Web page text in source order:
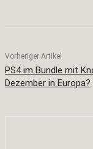
Vorheriger Artikel
PS4 im Bundle mit
Dezember in Europa?